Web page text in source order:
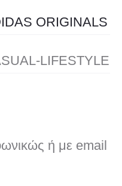
ORIGINALS
LIFESTYLE
ή με email